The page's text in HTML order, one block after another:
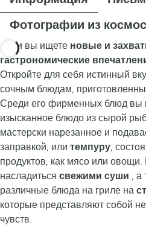
Фотографии из
Если вы ищете новые и
гастрономические
Откройте для себя истинный
сочным блюдам,
Среди его фирменных блюд вы
изысканное блюдо из сырой
мастерски нарезанное и
заправкой, или темпуру,
продуктов, как мясо или
насладиться свежими суши , а
различные блюда на гриле на
которые представляют собой
чувств.